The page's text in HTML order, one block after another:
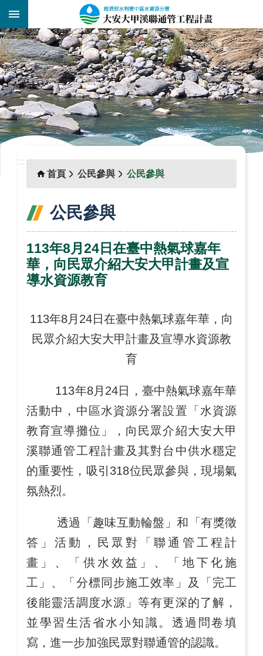
跳到主要內容區塊
::: _
::: :::
首頁
公民參與 公民參與
公民參與
113年8月24日在臺中熱氣球嘉年
華，向民眾介紹大安大甲計畫及宣
導水資源教育
113年8月24日在臺中熱氣球嘉年華，向
民眾介紹大安大甲計畫及宣導水資源教
育
113年8月24日，臺中熱氣球嘉年華
活動中，中區水資源分署設置「水資源
教育宣導攤位」，向民眾介紹大安大甲
溪聯通管工程計畫及其對台中供水穩定
的重要性，吸引318位民眾參與，現場氣
氛熱烈。
透過「趣味互動輪盤」和「有獎徵
答」活動，民眾對「聯通管工程計
畫」、「供水效益」、「地下化施
工」、「分標同步施工效率」及「完工
後能靈活調度水源」等有更深的了解，
並學習生活省水小知識。透過問卷填
寫，進一步加強民眾對聯通管的認識。